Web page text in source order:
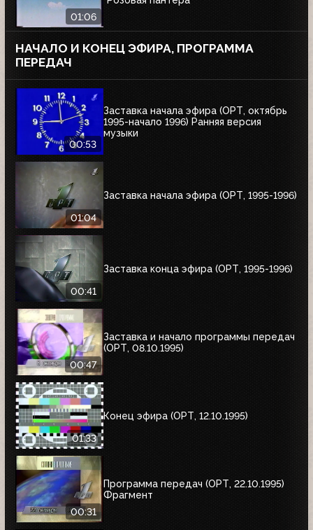
01:06
НАЧАЛО И КОНЕЦ ЭФИРА, ПРОГРАММА
ПЕРЕДАЧ
00:53
Заставка начала эфира (ОРТ, октябрь
1995-начало 1996) Ранняя версия
музыки
01:04
Заставка начала эфира (ОРТ, 1995-1996)
00:41
Заставка конца эфира (ОРТ, 1995-1996)
00:47
Заставка и начало программы передач
(ОРТ, 08.10.1995)
01:33
Конец эфира (ОРТ, 12.10.1995)
00:31
Программа передач (ОРТ, 22.10.1995)
Фрагмент